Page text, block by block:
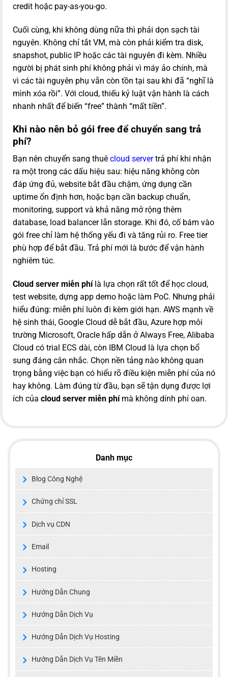
credit hoặc pay-as-you-go.
Cuối cùng, khi không dùng nữa thì phải dọn sạch tài
nguyên. Không chỉ tắt VM, mà còn phải kiểm tra disk,
snapshot, public IP hoặc các tài nguyên đi kèm. Nhiều
người bị phát sinh phí không phải vì máy ảo chính, mà
vì các tài nguyên phụ vẫn còn tồn tại sau khi đã “nghĩ là
mình xóa rồi”. Với cloud, thiếu kỷ luật vận hành là cách
nhanh nhất để biến “free” thành “mất tiền”.
Khi nào nên bỏ gói free để chuyển sang trả
phí?
Bạn nên chuyển sang thuê cloud servertrả phí khi nhận
ra một trong các dấu hiệu sau: hiệu năng không còn
đáp ứng đủ, website bắt đầu chậm, ứng dụng cần
uptime ổn định hơn, hoặc bạn cần backup chuẩn,
monitoring, support và khả năng mở rộng thêm
database, load balancer lẫn storage. Khi đó, cố bám vào
gói free chỉ làm hệ thống yếu đi và tăng rủi ro. Free tier
phù hợp để bắt đầu. Trả phí mới là bước để vận hành
nghiêm túc.
Cloud server miễn phílà lựa chọn rất tốt để học cloud,
test website, dựng app demo hoặc làm PoC. Nhưng phải
hiểu đúng: miễn phí luôn đi kèm giới hạn. AWS mạnh về
hệ sinh thái, Google Cloud dễ bắt đầu, Azure hợp môi
trường Microsoft, Oracle hấp dẫn ở Always Free, Alibaba
Cloud có trial ECS dài, còn IBM Cloud là lựa chọn bổ
sung đáng cân nhắc. Chọn nền tảng nào không quan
trọng bằng việc bạn có hiểu rõ điều kiện miễn phí của nó
hay không. Làm đúng từ đầu, bạn sẽ tận dụng được lợi
ích của cloud server miễn phímà không dính phí oan.
Danh mục
Blog Công Nghệ
Chứng chỉ SSL
Dịch vụ CDN
Email
Hosting
Hướng Dẫn Chung
Hướng Dẫn Dịch Vụ
Hướng Dẫn Dịch Vụ Hosting
Hướng Dẫn Dịch Vụ Tên Miền